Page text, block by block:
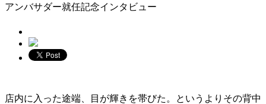
アンバサダー就任記念インタビュー
店内に入った途端、目が輝きを帯びた。というよりその背中